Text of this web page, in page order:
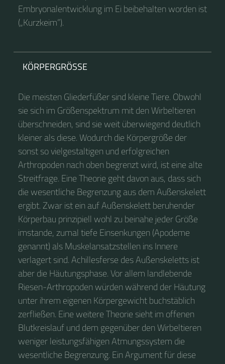
Embryonalentwicklung im Ei beibehalten worden ist
(„Kurzkeim“).
KÖRPERGRÖSSE
Die meisten Gliederfüßer sind kleine Tiere. Obwohl
sie sich im Größenspektrum mit den Wirbeltieren
überschneiden, sind sie weit überwiegend deutlich
kleiner als diese. Wodurch die Körpergröße der
sonst so vielgestaltigen und erfolgreichen
Arthropoden nach oben begrenzt wird, ist eine alte
Streitfrage. Eine Theorie geht davon aus, dass sich
die wesentliche Begrenzung aus dem Außenskelett
ergibt. Zwar ist ein auf Außenskelett beruhender
Körperbau prinzipiell wohl zu beinahe jeder Größe
imstande, zumal tiefe Einsenkungen (Apodeme
genannt) als Muskelansatzstellen ins Innere
verlagert sind. Achillesferse des Außenskeletts ist
aber die Häutungsphase. Vor allem landlebende
Riesen-Arthropoden würden während der Häutung
unter ihrem eigenen Körpergewicht buchstäblich
zerfließen. Eine weitere Theorie sieht im offenen
Blutkreislauf und dem gegenüber den Wirbeltieren
weniger leistungsfähigen Atmungssystem die
wesentliche Begrenzung. Ein Argument für diese